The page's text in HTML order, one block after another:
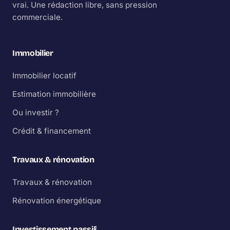
vrai. Une rédaction libre, sans pression
commerciale.
Immobilier
Immobilier locatif
Estimation immobilière
Ou investir ?
Crédit & financement
Travaux & rénovation
Travaux & rénovation
Rénovation énergétique